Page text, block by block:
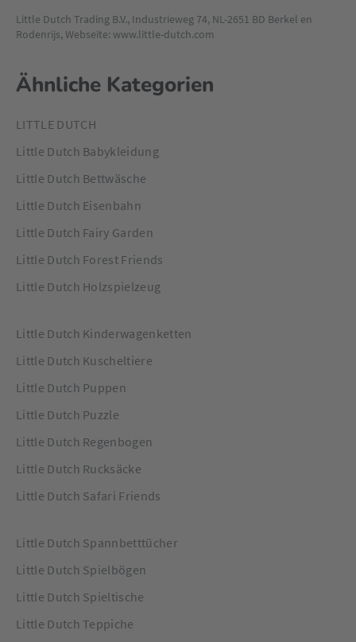
Little Dutch Trading B.V., Industrieweg 74, NL-2651 BD Berkel en
Rodenrijs, Webseite: www.little-dutch.com
Ähnliche Kategorien
LITTLE DUTCH
Little Dutch Babykleidung
Little Dutch Bettwäsche
Little Dutch Eisenbahn
Little Dutch Fairy Garden
Little Dutch Forest Friends
Little Dutch Holzspielzeug
Little Dutch Kinderwagenketten
Little Dutch Kuscheltiere
Little Dutch Puppen
Little Dutch Puzzle
Little Dutch Regenbogen
Little Dutch Rucksäcke
Little Dutch Safari Friends
Little Dutch Spannbetttücher
Little Dutch Spielbögen
Little Dutch Spieltische
Little Dutch Teppiche